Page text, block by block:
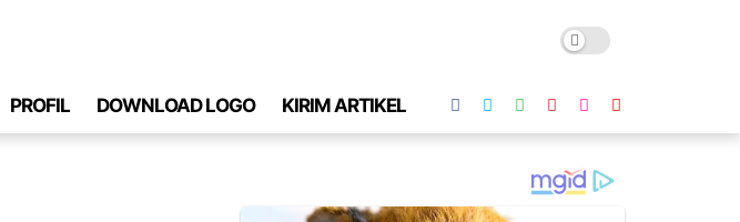
PROFIL DOWNLOAD LOGO KIRIM ARTIKEL